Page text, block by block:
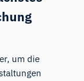
um die